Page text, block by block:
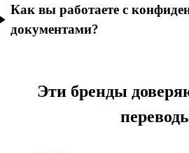
Как вы работаете с
документами?
Эти бренды